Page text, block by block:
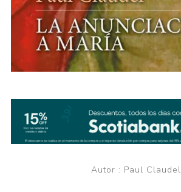
Autor : Paul Claudel